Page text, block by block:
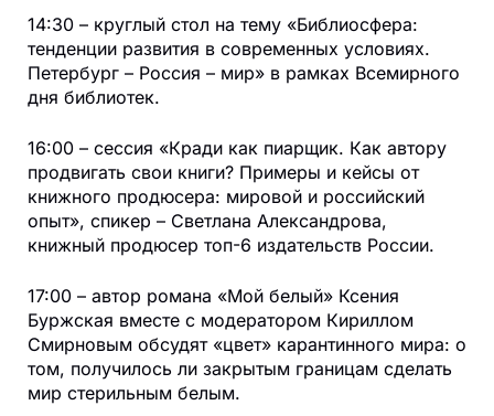
14:30 – круглый стол на тему «Библиосфера:
тенденции развития в современных условиях.
Петербург – Россия – мир» в рамках Всемирного
дня библиотек.
16:00 – сессия «Кради как пиарщик. Как автору
продвигать свои книги? Примеры и кейсы от
книжного продюсера: мировой и российский
опыт», спикер – Светлана Александрова,
книжный продюсер топ-6 издательств России.
17:00 – автор романа «Мой белый» Ксения
Буржская вместе с модератором Кириллом
Смирновым обсудят «цвет» карантинного мира: о
том, получилось ли закрытым границам сделать
мир стерильным белым.